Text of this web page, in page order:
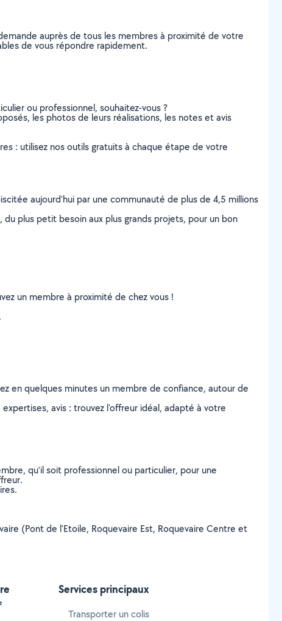
auprès de tous les membres à proximité de votre
de vous répondre rapidement.
ou professionnel, souhaitez-vous ?
les photos de leurs réalisations, les notes et avis
: utilisez nos outils gratuits à chaque étape de votre
aujourd’hui par une communauté de plus de 4,5 millions
plus petit besoin aux plus grands projets, pour un bon
un membre à proximité de chez vous !
en quelques minutes un membre de confiance, autour de
avis : trouvez l'offreur idéal, adapté à votre
qu’il soit professionnel ou particulier, pour une
(Pont de l'Etoile, Roquevaire Est, Roquevaire Centre et
Services principaux
Transporter un colis